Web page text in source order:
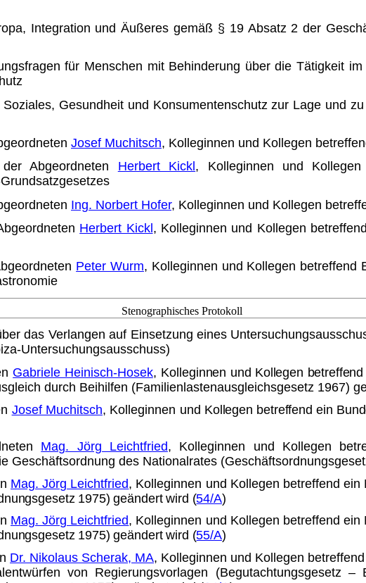
Integration und Äußeres gemäß § 19 Absatz 2 der
für Menschen mit Behin­derung über die Tätigkeit
Gesundheit und Konsu­mentenschutz zur Lage und
Josef Muchitsch, Kolle­ginnen und Kollegen
der Abgeordneten Herbert Kickl , Kolle­ginnen und Kollegen
Ing. Norbert Hofer, Kol­leginnen und Kollegen
Herbert Kickl, Kollegin­nen und Kollegen
Peter Wurm, Kollegin­nen und Kollegen betreffend
Stenographisches Protokoll
das Verlangen auf Einsetzung eines
Untersuchungsausschuss)
Gabriele Heinisch-Hosek, Kollegin­nen und Kollegen
durch Beihilfen (Familienlastenaus­gleichsgesetz 1967)
Josef Muchitsch, Kolleginnen und Kollegen betreffend ein
Mag. Jörg Leichtfried, Kolleginnen und Kollegen
Geschäftsordnung des Nationalrates
Mag. Jörg Leichtfried, Kolleginnen und Kollegen betreffend
1975) geändert wird (54/A)
Mag. Jörg Leichtfried, Kolleginnen und Kollegen betreffend
1975) geändert wird (55/A)
Dr. Nikolaus Scherak, MA, Kolle­ginnen und Kollegen
von Regierungsvorlagen (Begut­achtungsgesetz